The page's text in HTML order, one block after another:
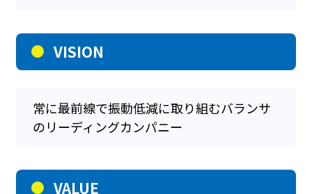
VISION
常に最前線で振動低減に取り組むバランサ
のリーディングカンパニー
VALUE